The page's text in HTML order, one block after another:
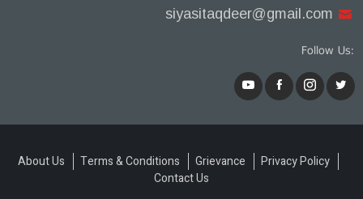
siyasitaqdeer@gmail.com
Follow Us:
About Us Terms & Conditions Grievance
Privacy Policy
Contact Us